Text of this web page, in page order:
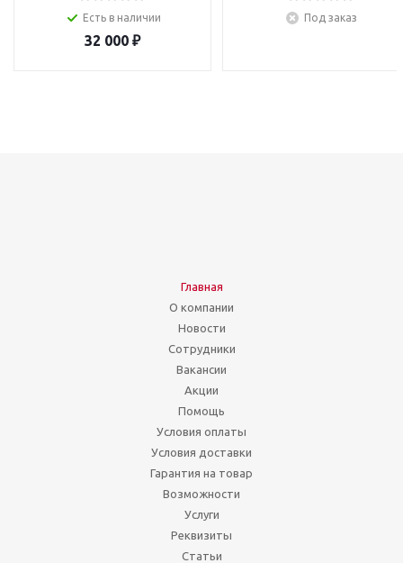
Есть в наличии
32 000 ₽
Под заказ
Главная
О компании
Новости
Сотрудники
Вакансии
Акции
Помощь
Условия оплаты
Условия доставки
Гарантия на товар
Возможности
Услуги
Реквизиты
Статьи